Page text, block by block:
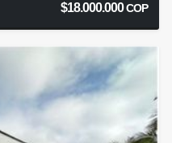
$18.000.000COP